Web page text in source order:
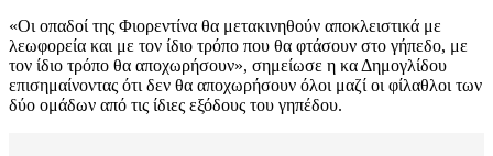
«Οι οπαδοί της Φιορεντίνα θα μετακινηθούν αποκλειστικά με
λεωφορεία και με τον ίδιο τρόπο που θα φτάσουν στο γήπεδο, με
τον ίδιο τρόπο θα αποχωρήσουν», σημείωσε η κα Δημογλίδου
επισημαίνοντας ότι δεν θα αποχωρήσουν όλοι μαζί οι φίλαθλοι των
δύο ομάδων από τις ίδιες εξόδους του γηπέδου.